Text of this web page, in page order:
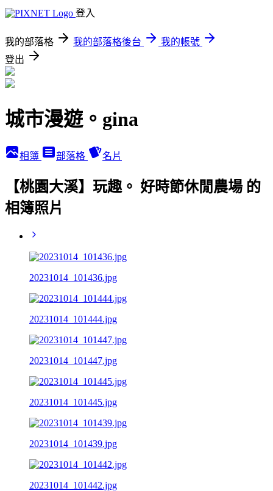
登入
我的部落格 我的部落格後台
我的帳號
登出
城市漫遊。gina
相簿 部落格 名片
【桃園大溪】玩趣。 好時節休閒農場 的
相簿照片
20231014_101436.jpg
20231014_101444.jpg
20231014_101447.jpg
20231014_101445.jpg
20231014_101439.jpg
20231014_101442.jpg